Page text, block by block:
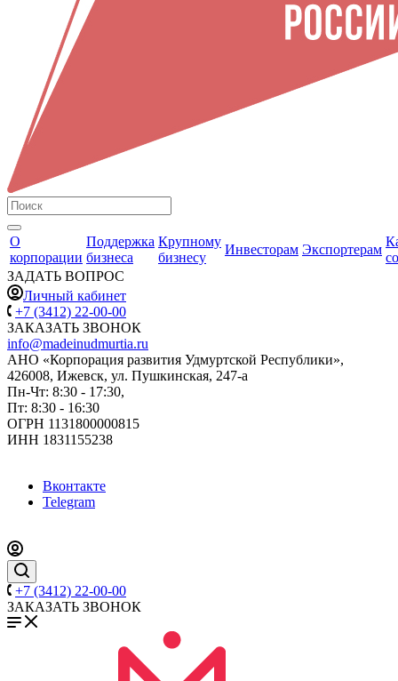
О
корпорации
Поддержка
бизнеса
Крупному
бизнесу
Инвесторам Экспортерам
ЗАДАТЬ ВОПРОС
Личный кабинет
+7 (3412) 22-00-00
ЗАКАЗАТЬ ЗВОНОК
info@madeinudmurtia.ru
АНО «Корпорация развития Удмуртской Республики»,
426008, Ижевск, ул. Пушкинская, 247-а
Пн-Чт: 8:30 - 17:30,
Пт: 8:30 - 16:30
ОГРН 1131800000815
ИНН 1831155238
Вконтакте
Telegram
+7 (3412) 22-00-00
ЗАКАЗАТЬ ЗВОНОК